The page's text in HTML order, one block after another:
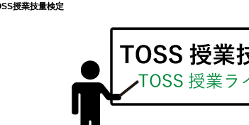
授業技量検定